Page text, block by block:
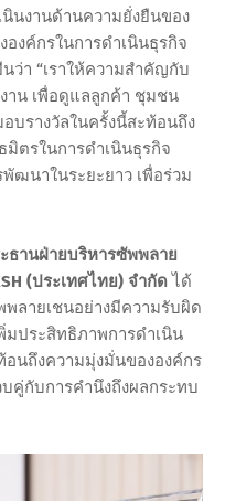
นงานด้านความยั่งยืนของ
องค์กรในการดำเนินธุรกิจ
ว่า “เราให้ความสำคัญกับ
าน เพื่อดูแลลูกค้า ชุมชน
บรางวัลในครั้งนี้สะท้อนถึง
มิตรในการดำเนินธุรกิจ
ฒนาในระยะยาว เพื่อร่วม
ธานฝ่ายบริหารซัพพลาย
(ประเทศไทย) จำกัด ได้
ลายเชนอย่างมีความรับผิด
มประสิทธิภาพการดำเนิน
นถึงความมุ่งมั่นขององค์กร
คู่กับการคำนึงถึงผลกระทบ